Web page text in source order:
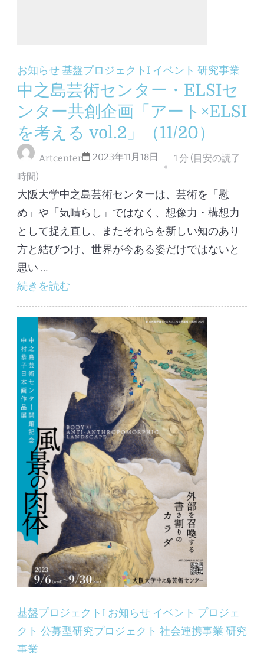
お知らせ基盤プロジェクトI イベント 研究事業
中之島芸術センター・ELSIセ
ンター共創企画「アート×ELSI
を考える vol.2」（11/20）
Artcenter 2023年11月18日
1 分 (目安の読了
時間)
大阪大学中之島芸術センターは、芸術を「慰
め」や「気晴らし」ではなく、想像力・構想力
として捉え直し、またそれらを新しい知のあり
方と結びつけ、世界が今ある姿だけではないと
思い …
続きを読む
基盤プロジェクトI お知らせ イベント プロジェ
クト 公募型研究プロジェクト 社会連携事業 研究
事業